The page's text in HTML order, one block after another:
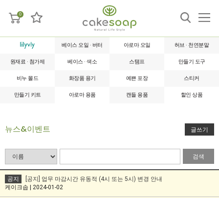
0
베이스 오일 · 버터 아로마 오일 허브 · 천연분말
원재료 · 첨가제 베이스 · 색소 스탬프 만들기 도구
비누 몰드 화장품 용기 예쁜 포장 스티커
만들기 키트 아로마 용품 캔들 용품 할인 상품
뉴스&이벤트 글쓰기
검색
공지
[공지] 업무 마감시간 유동적 (4시 또는 5시) 변경 안내
케이크솝 | 2024-01-02